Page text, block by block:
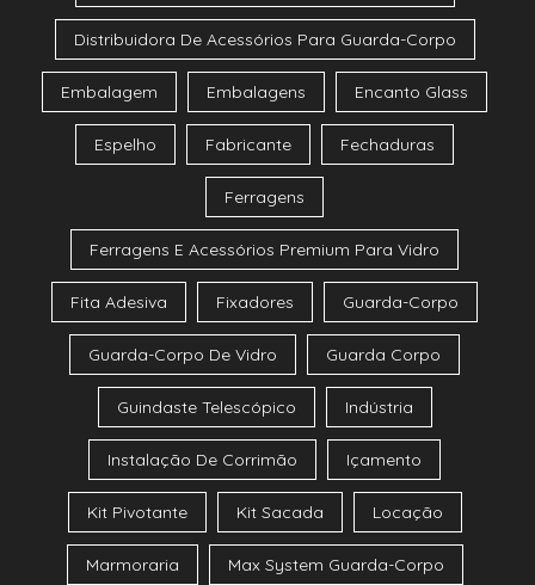
Distribuidora De Acessórios Para Guarda-Corpo
Embalagem Embalagens Encanto Glass
Espelho Fabricante Fechaduras
Ferragens
Ferragens E Acessórios Premium Para Vidro
Fita Adesiva Fixadores Guarda-Corpo
Guarda-Corpo De Vidro Guarda Corpo
Guindaste Telescópico Indústria
Instalação De Corrimão Içamento
Kit Pivotante Kit Sacada Locação
Marmoraria Max System Guarda-Corpo